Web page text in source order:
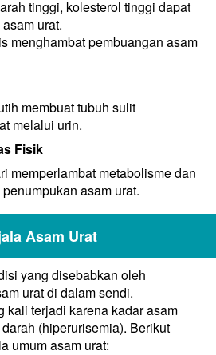
tinggi, kolesterol tinggi dapat
urat.
menghambat pembuangan asam
membuat tubuh sulit
melalui urin.
Fisik
memperlambat metabolisme dan
asam urat.
Asam Urat
yang disebabkan oleh
urat di dalam sendi.
kali terjadi karena kadar asam
(hiperurisemia). Berikut
umum asam urat: